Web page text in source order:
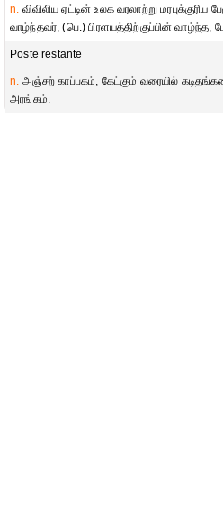
n. விவிலிய ஏட்டின் உலக வரலாற்று
வாழ்ந்தவர், (பெ.) பிரளயத்திற்குப்பின் வாழ்ந்த,
Poste restante
n. அஞ்சற் காப்பகம், கேட்கும் வரையில்
அரங்கம்.